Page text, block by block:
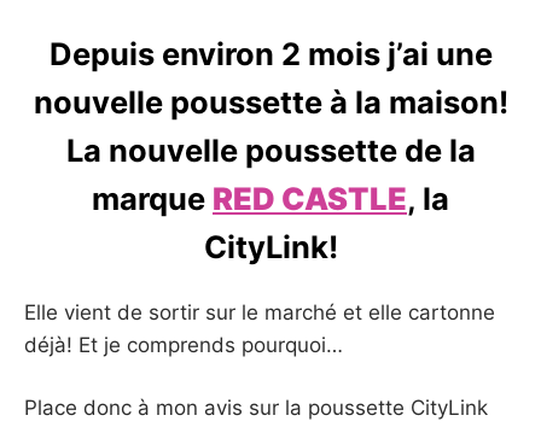
Depuis environ 2 mois j’ai une
nouvelle poussette à la maison!
La nouvelle poussette de la
marque RED CASTLE, la
CityLink!
Elle vient de sortir sur le marché et elle cartonne
déjà! Et je comprends pourquoi…
Place donc à mon avis sur la poussette CityLink